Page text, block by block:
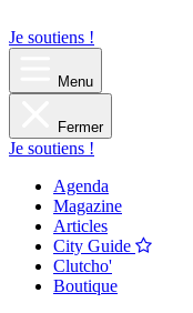
Je soutiens !
Menu
Fermer
Je soutiens !
Agenda
Magazine
Articles
City Guide
Clutcho'
Boutique